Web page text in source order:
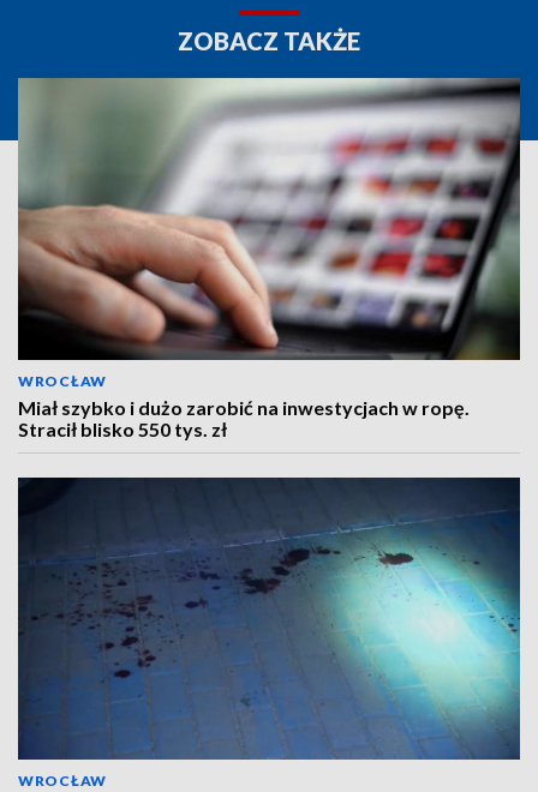
ZOBACZ TAKŻE
WROCŁAW
Miał szybko i dużo zarobić na inwestycjach w ropę.
Stracił blisko 550 tys. zł
WROCŁAW